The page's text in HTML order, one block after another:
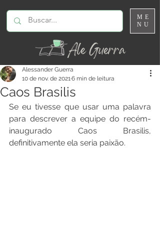
ME
NU
Caos Brasilis
Alessander Guerra
10 de nov. de 20216 min de leitura
Se eu tivesse que usar uma palavra
para descrever a equipe do recém-
inaugurado Caos Brasilis,
definitivamente ela seria paixão.